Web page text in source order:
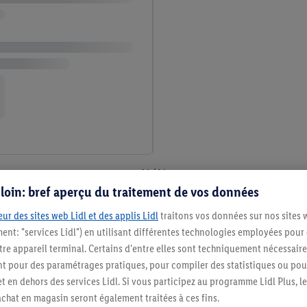
14 / 14
parfaite du style et de la
souvent par des choix intelligents en matière de
maîtresse qui transforme votre salle de bain en
vos besoins en rangement sont spécifiques. C'est
bref aperçu du traitement de vos données
des sites web Lidl et des applis Lidltraitons vos données sur nos sites
"services Lidl") en utilisant différentes technologies employées pour
appareil terminal. Certains d'entre elles sont techniquement
pour des paramétrages pratiques, pour compiler des statistiques ou
en dehors des services Lidl. Si vous participez au programme Lidl Plus,
en magasin seront également traitées à ces fins.